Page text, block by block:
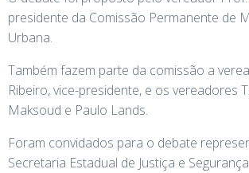
presidente da Comissão Permanente de
Urbana.
Também fazem parte da comissão a
Ribeiro, vice-presidente, e os vereadores
Maksoud e Paulo Lands.
Foram convidados para o debate
Secretaria Estadual de Justiça e